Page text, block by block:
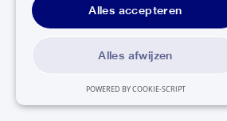
Alles accepteren
Alles afwijzen
POWERED BY COOKIE-SCRIPT